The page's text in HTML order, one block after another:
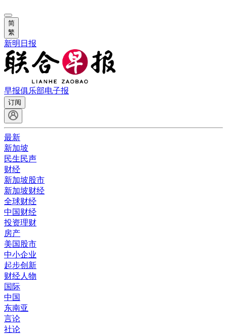
简
繁
新明日报
早报俱乐部电子报
订阅
最新
新加坡
民生民声
财经
新加坡股市
新加坡财经
全球财经
中国财经
投资理财
房产
美国股市
中小企业
起步创新
财经人物
国际
中国
东南亚
言论
社论